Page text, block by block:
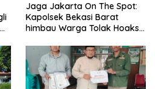
Jaga Jakarta On The Spot:
Kapolsek Bekasi Barat
himbau Warga Tolak Hoaks
Sholat Jumat